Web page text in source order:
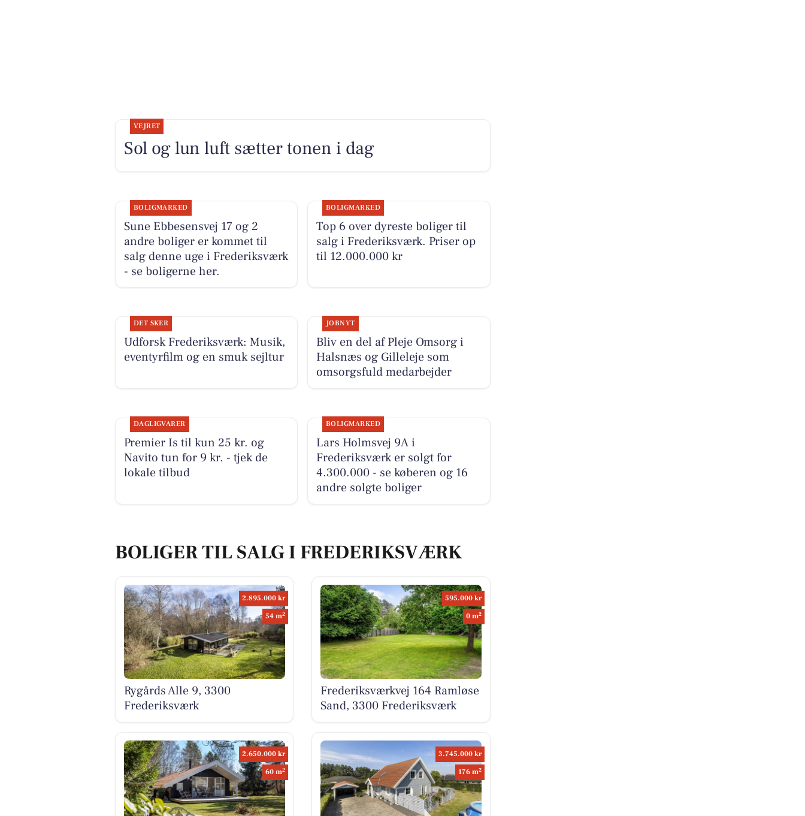
VEJRET
Sol og lun luft sætter tonen i dag
BOLIGMARKED
Sune Ebbesensvej 17 og 2
andre boliger er kommet til
salg denne uge i Frederiksværk
- se boligerne her.
BOLIGMARKED
Top 6 over dyreste boliger til
salg i Frederiksværk. Priser op
til 12.000.000 kr
DET SKER
Udforsk Frederiksværk: Musik,
eventyrfilm og en smuk sejltur
JOBNYT
Bliv en del af Pleje Omsorg i
Halsnæs og Gilleleje som
omsorgsfuld medarbejder
DAGLIGVARER
Premier Is til kun 25 kr. og
Navito tun for 9 kr. - tjek de
lokale tilbud
BOLIGMARKED
Lars Holmsvej 9A i
Frederiksværk er solgt for
4.300.000 - se køberen og 16
andre solgte boliger
BOLIGER TIL SALG I FREDERIKSVÆRK
2.895.000 kr
54 m2
Rygårds Alle 9, 3300
Frederiksværk
595.000 kr
0 m2
Frederiksværkvej 164 Ramløse
Sand, 3300 Frederiksværk
2.650.000 kr
60 m2
3.745.000 kr
176 m2